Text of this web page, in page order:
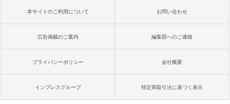
本サイトのご利用について お問い合わせ
広告掲載のご案内 編集部へのご連絡
プライバシーポリシー 会社概要
インプレスグループ 特定商取引法に基づく表示